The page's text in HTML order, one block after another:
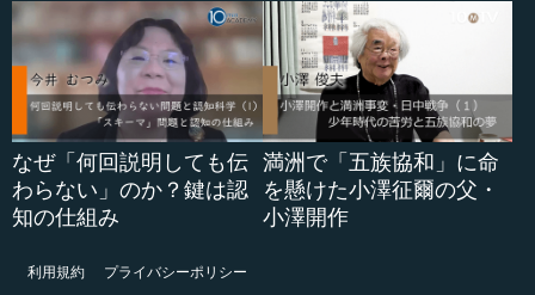
なぜ「何回説明しても伝
わらない」のか？鍵は認
知の仕組み
満洲で「五族協和」に命
を懸けた小澤征爾の父・
小澤開作
利用規約
プライバシーポリシー